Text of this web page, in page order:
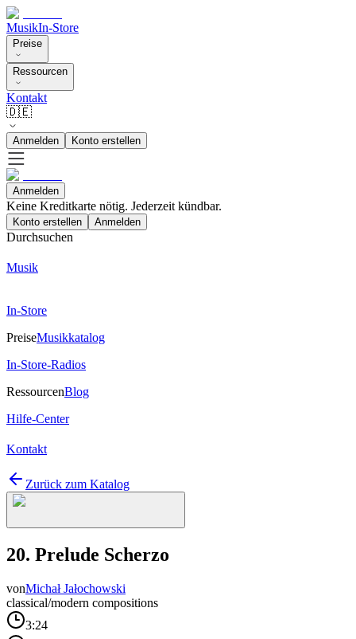
MusikIn-Store
Preise
Ressourcen
Kontakt
🇩🇪
Anmelden Konto erstellen
Anmelden
Keine Kreditkarte nötig. Jederzeit kündbar.
Konto erstellen Anmelden
Durchsuchen
Musik
In-Store
PreiseMusikkatalog
In-Store-Radios
RessourcenBlog
Hilfe-Center
Kontakt
Zurück zum Katalog
20. Prelude Scherzo
vonMichał Jałochowski
classical/modern compositions
3:24